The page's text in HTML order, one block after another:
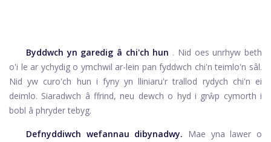
Byddwch yn garedig â chi'ch hun . Nid oes unrhyw beth
o'i le ar ychydig o ymchwil ar-lein pan fyddwch chi'n teimlo'n sâl.
Nid yw curo'ch hun i fyny yn lliniaru'r trallod rydych chi'n ei
deimlo. Siaradwch â ffrind, neu dewch o hyd i grŵp cymorth i
bobl â phryder tebyg.
Defnyddiwch wefannau dibynadwy. Mae yna lawer o